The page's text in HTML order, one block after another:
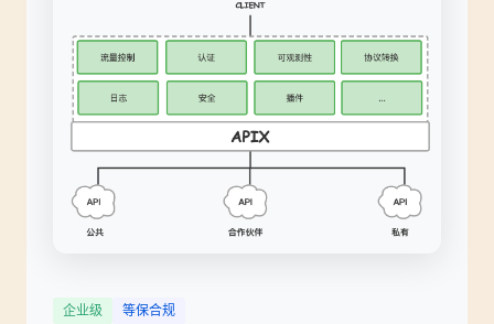
企业级 等保合规